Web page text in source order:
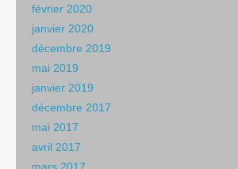
février 2020
janvier 2020
décembre 2019
mai 2019
janvier 2019
décembre 2017
mai 2017
avril 2017